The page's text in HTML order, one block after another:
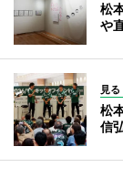
松
や
見
松
信